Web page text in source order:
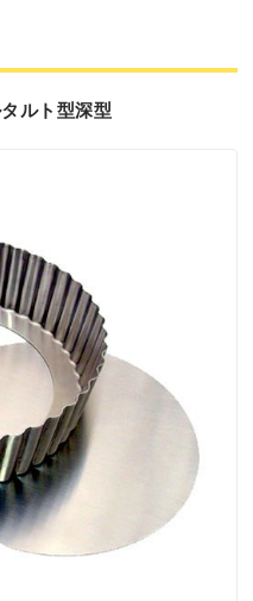
ルト型深型